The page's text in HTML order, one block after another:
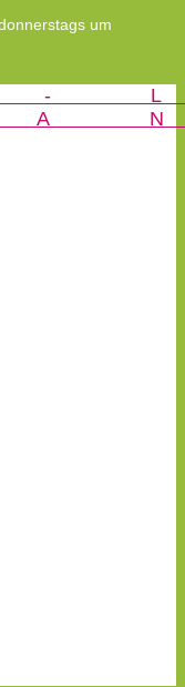
um